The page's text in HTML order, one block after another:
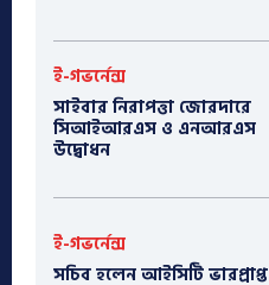
ই-গভর্নেন্স
সাইবার নিরাপত্তা জোরদারে
সিআইআরএস ও এনআরএস
উদ্বোধন
ই-গভর্নেন্স
সচিব হলেন আইসিটি ভারপ্রাপ্ত